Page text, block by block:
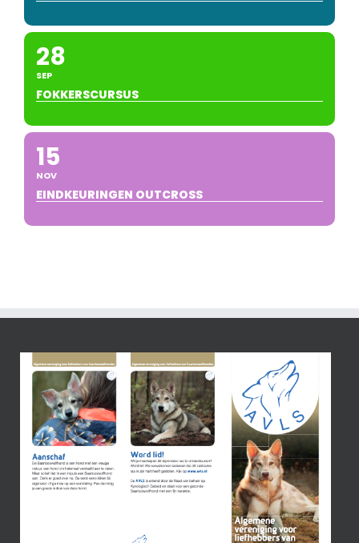
28
SEP
FOKKERSCURSUS
15
NOV
EINDKEURINGEN OUTCROSS